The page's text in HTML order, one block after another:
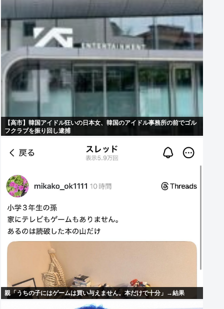
【高市】韓国アイドル狂いの日本女、韓国のアイドル事務所の前でゴル
フクラブを振り回し逮捕
親「うちの子にはゲームは買い与えません。本だけで十分」→結果